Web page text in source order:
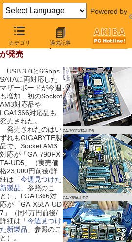
Powered by
カテゴリ 過去記事
【 2009年12月5日号 】
USB 3.0+6Gbps SATA対応の
が発売
GA-790FXTA-UD5
GA-X58A-UD7
USB 3.0と6Gbps
SATAに両対応した
マザーボードが今週
も増加、初のSocket
AM3対応品や
LGA1366対応品も
発売された。
発売されたのはい
ずれもGIGABYTE製
品で、Socket AM3
対応が「GA-790FX
TA-UD5」（実売価
格23,000円前後/詳
細は「今週見つけた
新製品 」参照のこ
と）、LGA1366対
応が「GA-X58A-UD
7」（同4万円前後/
詳細は「今週見つけ
た新製品 」参照のこ
と）。